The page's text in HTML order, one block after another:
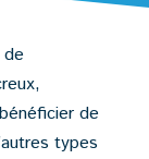
de
types